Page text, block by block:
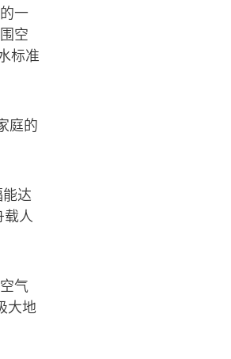
一
空
标准
庭的
达
人
气
大地